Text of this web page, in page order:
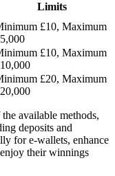
Limits
£10, Maximum
£10, Maximum
£20, Maximum
available methods,
deposits and
for e-wallets, enhance
their winnings